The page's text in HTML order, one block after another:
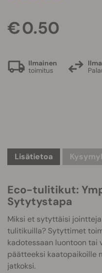
€ 0.50
Ilmainen
toimitus
Lisätietoa
Eco-tulitikut:
Sytytystapa
Miksi et sytyttäisi
tulitikuilla? Sytyttimet
kadotessaan luontoon tai
päätteeksi kaatopaikoille
jatkoksi.